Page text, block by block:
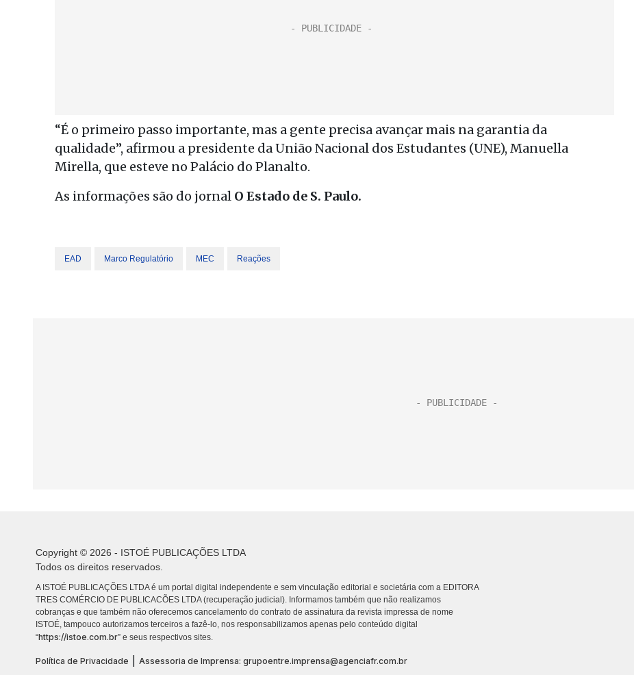
“É o primeiro passo importante, mas a gente precisa avançar mais na garantia da
qualidade”, afirmou a presidente da União Nacional dos Estudantes (UNE), Manuella
Mirella, que esteve no Palácio do Planalto.
As informações são do jornal O Estado de S. Paulo.
EAD Marco Regulatório MEC Reações
Copyright © 2026 - ISTOÉ PUBLICAÇÕES LTDA
Todos os direitos reservados.
A ISTOÉ PUBLICAÇÕES LTDA é um portal digital independente e sem vinculação editorial e societária com a EDITORA
TRES COMÉRCIO DE PUBLICACÕES LTDA (recuperação judicial). Informamos também que não realizamos
cobranças e que também não oferecemos cancelamento do contrato de assinatura da revista impressa de nome
ISTOÉ, tampouco autorizamos terceiros a fazê-lo, nos responsabilizamos apenas pelo conteúdo digital
“https://istoe.com.br” e seus respectivos sites.
Política de Privacidade Assessoria de Imprensa: grupoentre.imprensa@agenciafr.com.br